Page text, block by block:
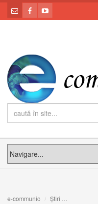
e-communio Știri